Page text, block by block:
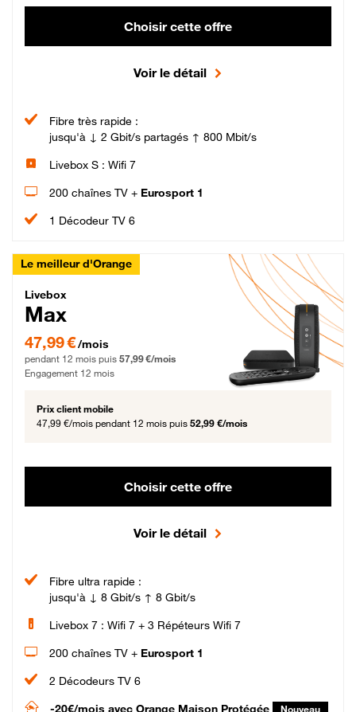
Choisir cette offre
Voir le détail
Fibre très rapide :
jusqu'à ↓ 2 Gbit/s partagés ↑ 800 Mbit/s
Livebox S : Wifi 7
200 chaînes TV + Eurosport 1
1 Décodeur TV 6
Le meilleur d'Orange
Livebox Max Fibre
Livebox
Max
47,99 € par mois pendant 12 mois puis 57,99 € par mois, Engagement 12 mois
47,99 €/mois
pendant 12 mois puis 57,99 €/mois
Engagement 12 mois
Prix client mobile
47,99 €/mois pendant 12 mois puis 52,99 €/mois
Choisir cette offre
Voir le détail
Fibre ultra rapide :
jusqu'à ↓ 8 Gbit/s ↑ 8 Gbit/s
Livebox 7 : Wifi 7 + 3 Répéteurs Wifi 7
200 chaînes TV + Eurosport 1
2 Décodeurs TV 6
-20€/mois avec Orange Maison Protégée Nouveau